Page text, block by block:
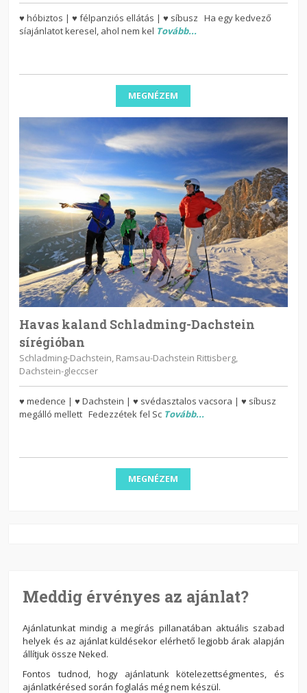
♥ hóbiztos | ♥ félpanziós ellátás | ♥ síbusz Ha egy kedvező
síajánlatot keresel, ahol nem kel Tovább...
MEGNÉZEM
Havas kaland Schladming-Dachstein
sírégióban
Schladming-Dachstein, Ramsau-Dachstein Rittisberg,
Dachstein-gleccser
♥ medence | ♥ Dachstein | ♥ svédasztalos vacsora | ♥ síbusz
megálló mellett Fedezzétek fel Sc Tovább...
MEGNÉZEM
Meddig érvényes az ajánlat?
Ajánlatunkat mindig a megírás pillanatában aktuális szabad
helyek és az ajánlat küldésekor elérhető legjobb árak alapján
állítjuk össze Neked.
Fontos tudnod, hogy ajánlatunk kötelezettségmentes, és
ajánlatkérésed során foglalás még nem készül.